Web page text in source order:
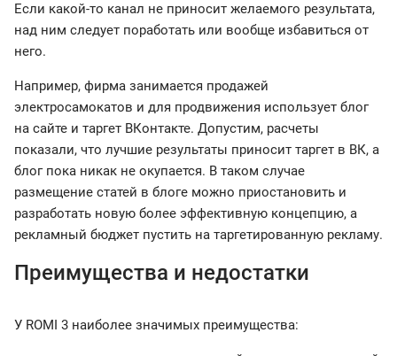
Если какой-то канал не приносит желаемого результата,
над ним следует поработать или вообще избавиться от
него.
Например, фирма занимается продажей
электросамокатов и для продвижения использует блог
на сайте и таргет ВКонтакте. Допустим, расчеты
показали, что лучшие результаты приносит таргет в ВК, а
блог пока никак не окупается. В таком случае
размещение статей в блоге можно приостановить и
разработать новую более эффективную концепцию, а
рекламный бюджет пустить на таргетированную рекламу.
Преимущества и недостатки
У ROMI 3 наиболее значимых преимущества: